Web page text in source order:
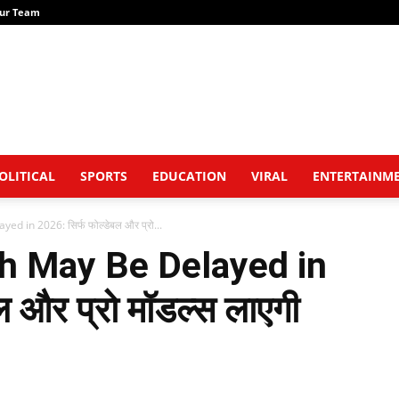
Team
SPORTS EDUCATION VIRAL
in 2026: सिर्फ फोल्डेबल और प्रो...
May Be Delayed in
प्रो मॉडल्स लाएगी